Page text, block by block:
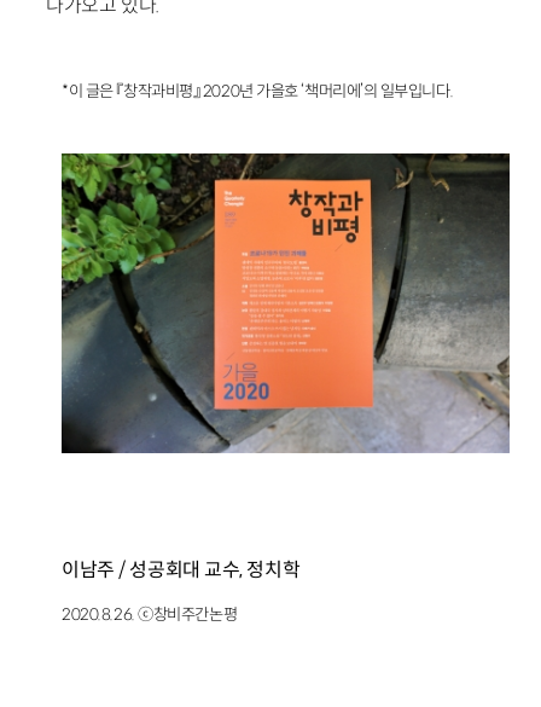
다가오고 있다.
*이 글은 『창작과비평』 2020년 가을호 ‘책머리에’의 일부입니다.
이남주 / 성공회대 교수, 정치학
2020.8.26. ⓒ창비주간논평